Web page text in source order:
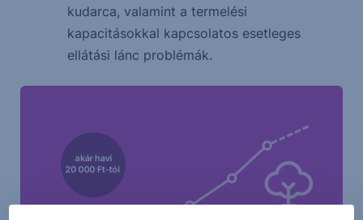
kudarca, valamint a termelési
kapacitásokkal kapcsolatos esetleges
ellátási lánc problémák.